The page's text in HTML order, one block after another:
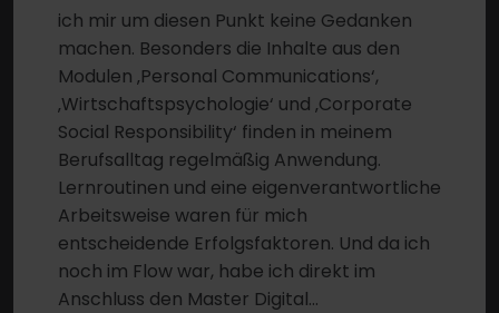
ich mir um diesen Punkt keine Gedanken
machen. Besonders die Inhalte aus den
Modulen ‚Personal Communications‘,
‚Wirtschaftspsychologie‘ und ‚Corporate
Social Responsibility‘ finden in meinem
Berufsalltag regelmäßig Anwendung.
Lernroutinen und eine eigenverantwortliche
Arbeitsweise waren für mich
entscheidende Erfolgsfaktoren. Und da ich
noch im Flow war, habe ich direkt im
Anschluss den Master Digital